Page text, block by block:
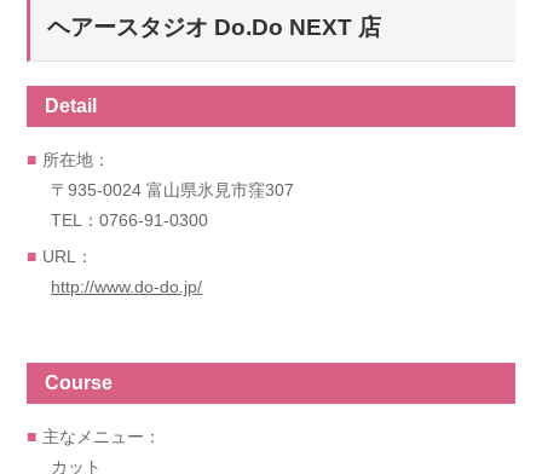
ヘアースタジオ Do.Do NEXT 店
Detail
所在地：
〒935-0024 富山県氷見市窪307
TEL：0766-91-0300
URL：
http://www.do-do.jp/
Course
主なメニュー：
カット